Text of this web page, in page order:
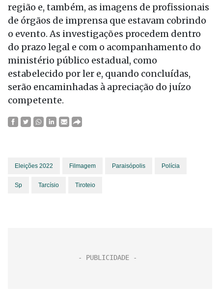
região e, também, as imagens de profissionais
de órgãos de imprensa que estavam cobrindo
o evento. As investigações procedem dentro
do prazo legal e com o acompanhamento do
ministério público estadual, como
estabelecido por ler e, quando concluídas,
serão encaminhadas à apreciação do juízo
competente.
Eleições 2022 Filmagem Paraisópolis Polícia
Sp Tarcísio Tiroteio